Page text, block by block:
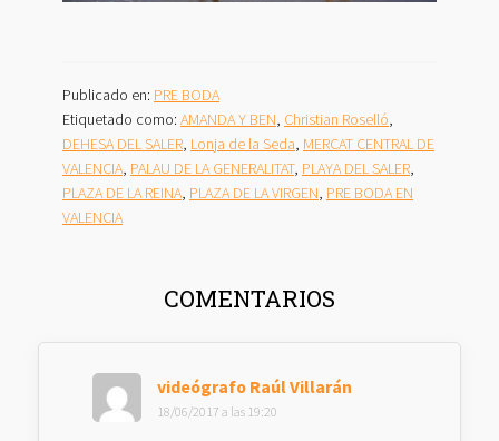
Publicado en: PRE BODA
Etiquetado como: AMANDA Y BEN, Christian Roselló,
DEHESA DEL SALER, Lonja de la Seda, MERCAT CENTRAL DE
VALENCIA, PALAU DE LA GENERALITAT, PLAYA DEL SALER,
PLAZA DE LA REINA, PLAZA DE LA VIRGEN, PRE BODA EN
VALENCIA
INTERACCIONES
LOS
LECTORES
COMENTARIOS
videógrafo Raúl Villarán
18/06/2017 a las 19:20